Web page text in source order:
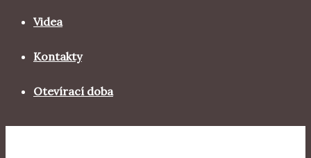
Videa
Kontakty
Otevírací doba